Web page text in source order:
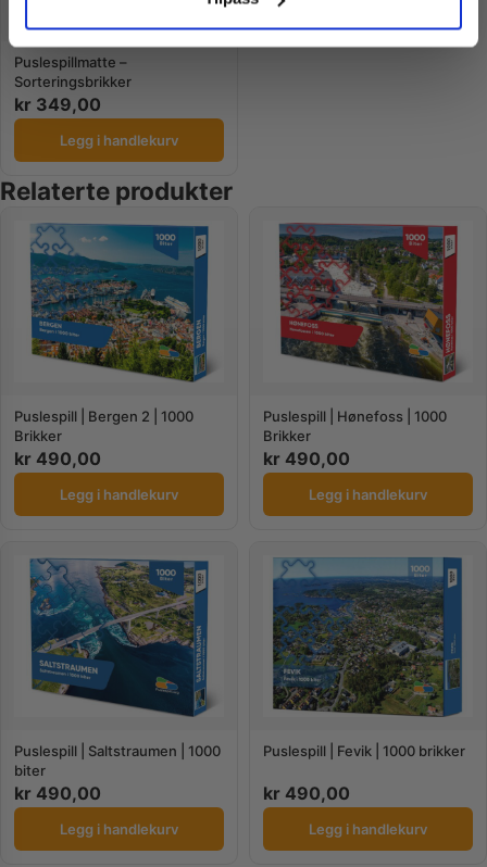
Puslespillmatte –
Sorteringsbrikker
kr 349,00
Legg i handlekurv
Relaterte produkter
Puslespill | Bergen 2 | 1000
Brikker
kr 490,00
Legg i handlekurv
Puslespill | Hønefoss | 1000
Brikker
kr 490,00
Legg i handlekurv
Puslespill | Saltstraumen | 1000
biter
kr 490,00
Legg i handlekurv
Puslespill | Fevik | 1000 brikker
kr 490,00
Legg i handlekurv